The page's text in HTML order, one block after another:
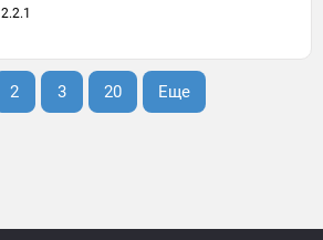
2 3 20 Еще